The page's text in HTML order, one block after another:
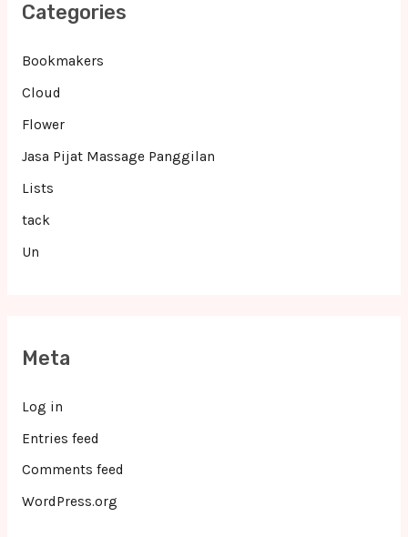
Categories
Bookmakers
Cloud
Flower
Jasa Pijat Massage Panggilan
Lists
tack
Un
Meta
Log in
Entries feed
Comments feed
WordPress.org